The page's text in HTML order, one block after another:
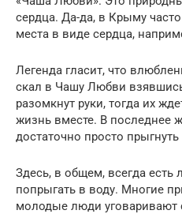
сердца. Да-да, в Крыму
места в виде сердца,
Легенда гласит, что
скал в Чашу Любви
разомкнут руки, тогда их
жизнь вместе. В последнее
достаточно просто
Здесь, в общем, всегда
попрыгать в воду. Многие
молодые люди уговаривают